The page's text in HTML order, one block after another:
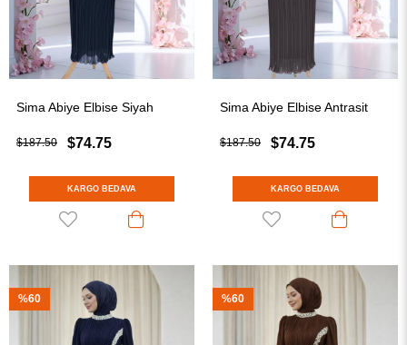
Sima Abiye Elbise Siyah
$74.75
$187.50
KARGO BEDAVA
Sima Abiye Elbise Antrasit
$74.75
$187.50
KARGO BEDAVA
%60 %60